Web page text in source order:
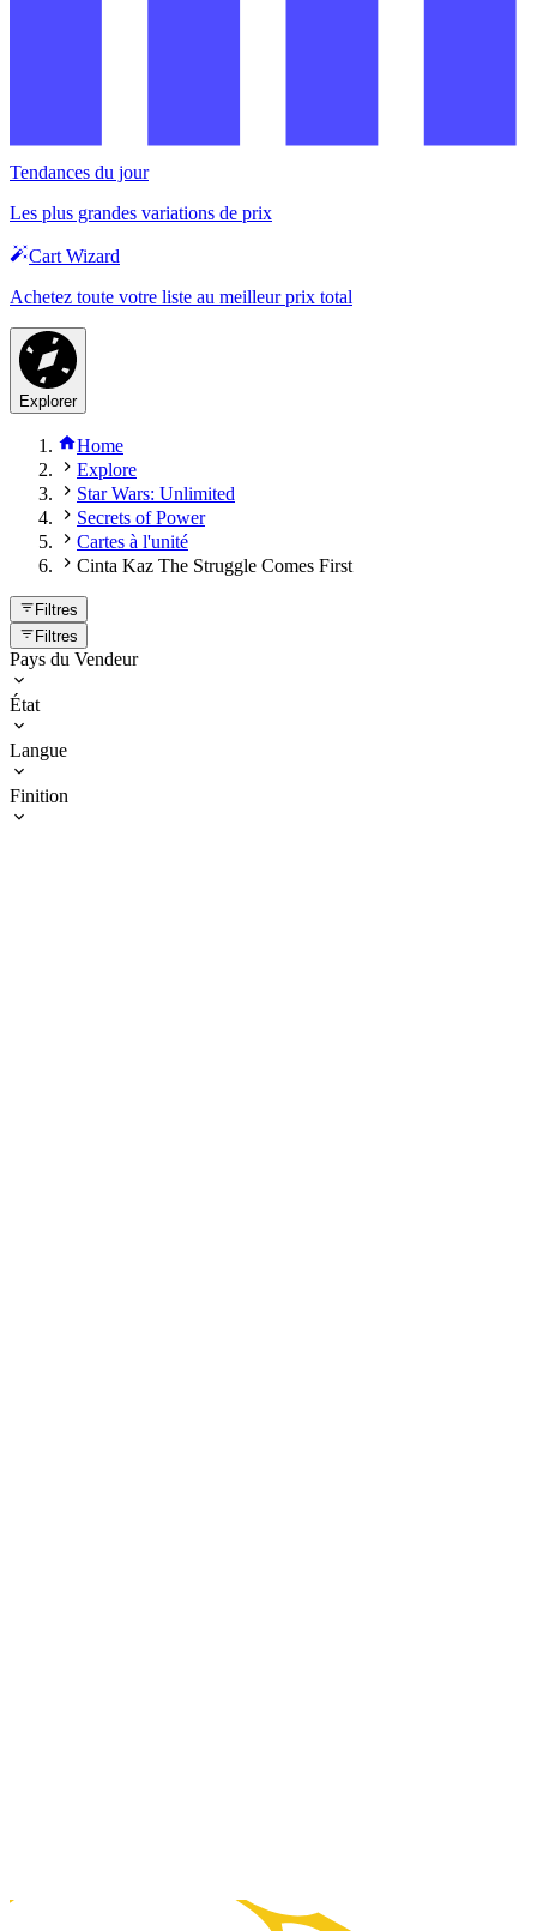
Tendances du jour
Les plus grandes variations de prix
Cart Wizard
Achetez toute votre liste au meilleur prix total
Explorer
Home
Explore
Star Wars: Unlimited
Secrets of Power
Cartes à l'unité
Cinta Kaz The Struggle Comes First
Filtres
Filtres
Pays du Vendeur
État
Langue
Finition